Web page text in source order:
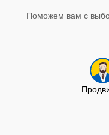
Поможем вам с